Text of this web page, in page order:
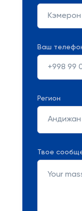
Ваш
Регион
Андижан
Твое